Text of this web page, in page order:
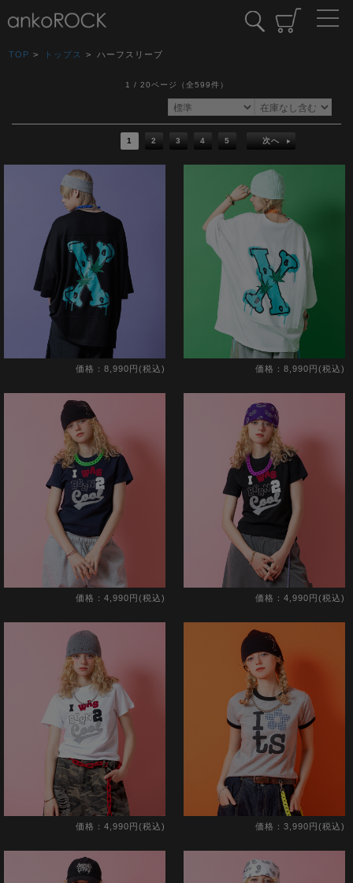
TOP > トップス > ハーフスリーブ
1 / 20ページ （全599件）
1 2 3 4 5 次へ
価格：8,990円(税込) 価格：8,990円(税込)
価格：4,990円(税込) 価格：4,990円(税込)
価格：4,990円(税込) 価格：3,990円(税込)